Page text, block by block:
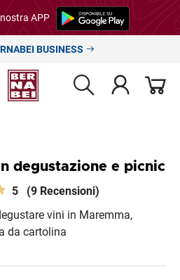
APP
BUSINESS
degustazione e picnic
5 (9 Recensioni)
vini in Maremma,
da cartolina